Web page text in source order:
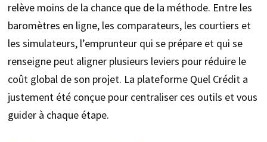
relève moins de la chance que de la méthode. Entre les
baromètres en ligne, les comparateurs, les courtiers et
les simulateurs, l’emprunteur qui se prépare et qui se
renseigne peut aligner plusieurs leviers pour réduire le
coût global de son projet. La plateforme Quel Crédit a
justement été conçue pour centraliser ces outils et vous
guider à chaque étape.